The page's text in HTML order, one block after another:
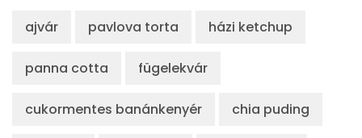
ajvár pavlova torta házi ketchup
panna cotta fügelekvár
cukormentes banánkenyér chia puding